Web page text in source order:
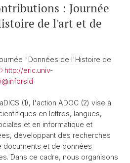
: Journée
de l'art et de
"Données de l'Histoire de
http://eric.univ-
(1), l'action ADOC (2) vise à
en lettres, langues,
et en informatique et
développant des recherches
documents et de données
Dans ce cadre, nous organisons